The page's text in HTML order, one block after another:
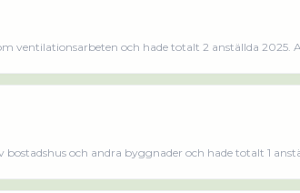
ventilationsarbeten och hade totalt 2 anställda 2025.
och andra byggnader och hade totalt 1
senaste räkenskapsåret (2025).Läs merLäs mindre